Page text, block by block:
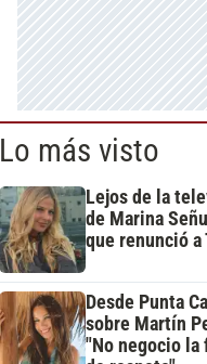
Lo más visto
Lejos de la
de Marina
que renunció a
Desde Punta
sobre Martín
"No negocio la